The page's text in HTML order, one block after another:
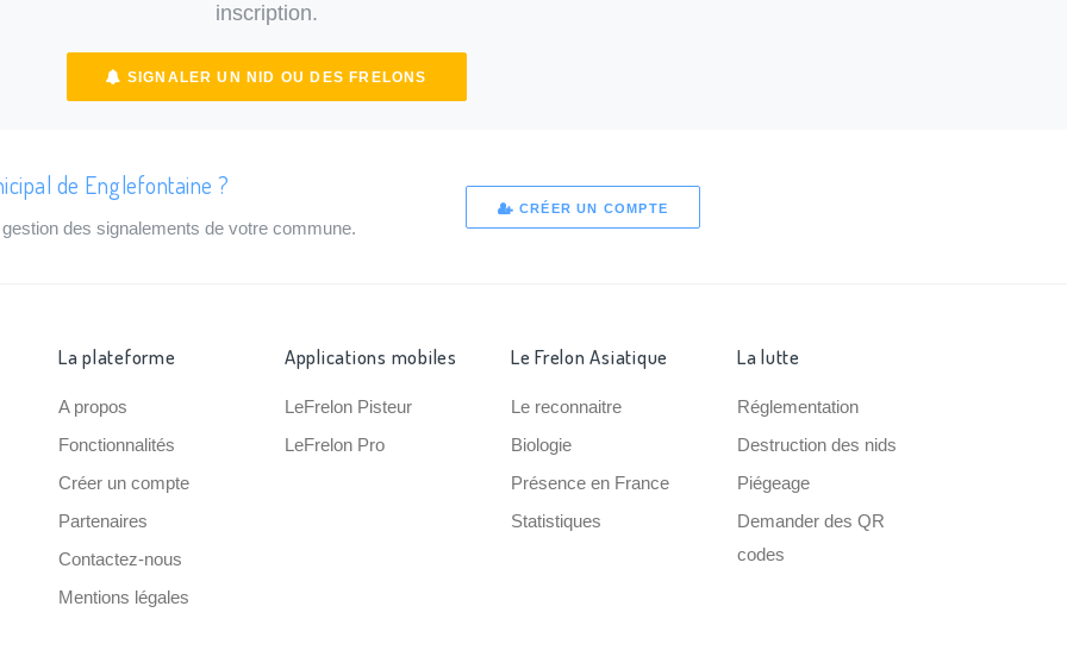
inscription.
SIGNALER UN NID OU DES FRELONS
de Englefontaine ?
des signalements de votre commune.
CRÉER UN COMPTE
La plateforme
A propos
Fonctionnalités
Créer un compte
Partenaires
Contactez-nous
Mentions légales
Applications mobiles
LeFrelon Pisteur
LeFrelon Pro
Le Frelon Asiatique
Le reconnaitre
Biologie
Présence en France
Statistiques
La lutte
Réglementation
Destruction des nids
Piégeage
Demander des QR
codes